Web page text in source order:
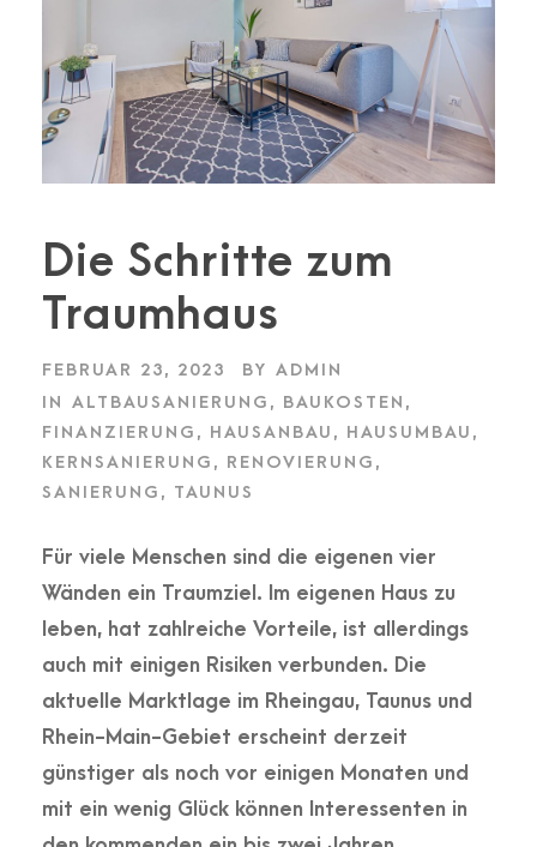
Die Schritte zum
Traumhaus
FEBRUAR 23, 2023 BY ADMIN
IN ALTBAUSANIERUNG , BAUKOSTEN ,
FINANZIERUNG , HAUSANBAU , HAUSUMBAU ,
KERNSANIERUNG , RENOVIERUNG ,
SANIERUNG , TAUNUS
Für viele Menschen sind die eigenen vier
Wänden ein Traumziel. Im eigenen Haus zu
leben, hat zahlreiche Vorteile, ist allerdings
auch mit einigen Risiken verbunden. Die
aktuelle Marktlage im Rheingau, Taunus und
Rhein-Main-Gebiet erscheint derzeit
günstiger als noch vor einigen Monaten und
mit ein wenig Glück können Interessenten in